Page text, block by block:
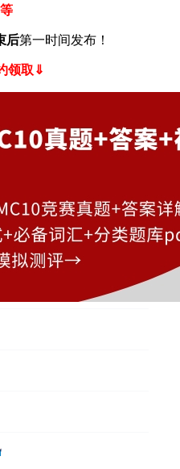
后第一时间发布！
领取⇓